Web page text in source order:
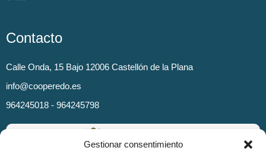
Gestionar consentimiento
Contacto
Calle Onda, 15 Bajo 12006 Castellón de la Plana
info@cooperedo.es
964245018 - 964245798